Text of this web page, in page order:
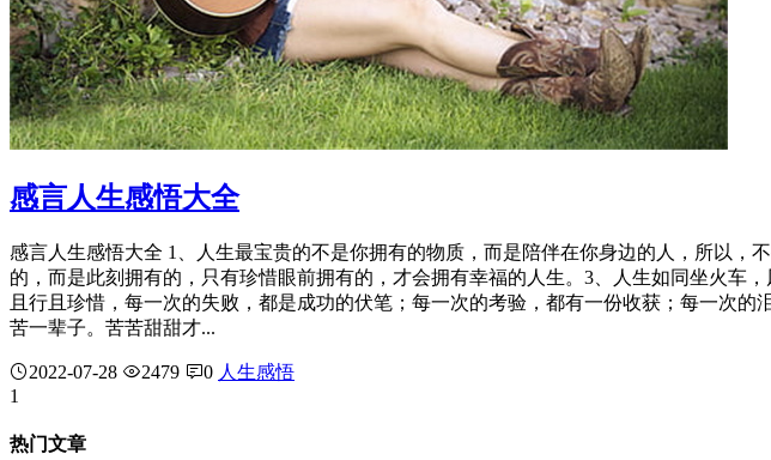
感言人生感悟大全
感言人生感悟大全 1、人生最宝贵的不是你拥有的物质，而是陪伴在你身边的人，所以
的，而是此刻拥有的，只有珍惜眼前拥有的，才会拥有幸福的人生。3、人生如同坐火车
且行且珍惜，每一次的失败，都是成功的伏笔；每一次的考验，都有一份收获；每一次
苦一辈子。苦苦甜甜才...
2022-07-28 2479 0 人生感悟
1
热门文章